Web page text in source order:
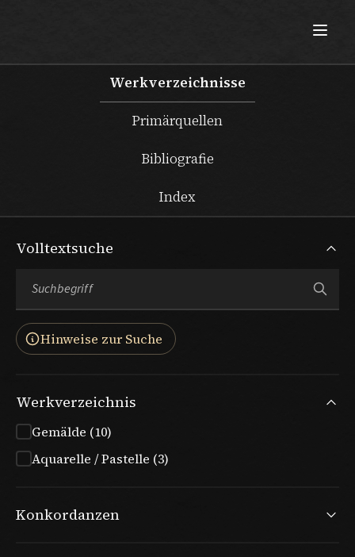
Werkverzeichnisse
Primärquellen
Bibliografie
Index
Volltextsuche
Hinweise zur Suche
Werkverzeichnis
Gemälde (10)
Aquarelle / Pastelle (3)
Konkordanzen